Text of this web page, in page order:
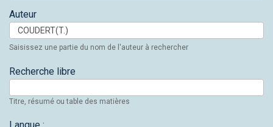
Auteur
Saisissez une partie du nom de l'auteur à rechercher
Recherche libre
Titre, résumé ou table des matières